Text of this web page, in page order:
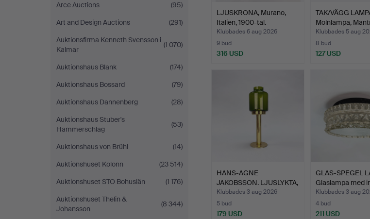
Arce Auctions
(95)
Art and Design Auctions
(291)
Auktionsfirma Kenneth Svensson i
Kalmar
(1 070)
Auktionshaus Blank
(174)
Auktionshaus Bossard
(79)
Auktionshaus Dannenberg
(28)
Auktionshaus Stuber's
Hammerschlag
(53)
Auktionshaus von Brühl
(14)
Auktionshuset Kolonn
(23 514)
Auktionshuset STO Bohuslän
(1 176)
Auktionshuset Thelin &
Johansson
(8 344)
LJUSKRONA, Murano,
Italien, 1900-tal.
Klubbades 6 aug 2026
9 bud
316 USD
TAK/VÄGG
Molnlampa,
ljus…
Klubbades 5 aug
8 bud
127 USD
HANS-AGNE
JAKOBSSON. LJUSLYKTA,
Mässing oc…
Klubbades 3 aug 2026
5 bud
179 USD
GLAS-SPEGEL
Glaslampa med
Klubbades 3 aug
4 bud
211 USD